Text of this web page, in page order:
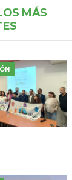
MÁS